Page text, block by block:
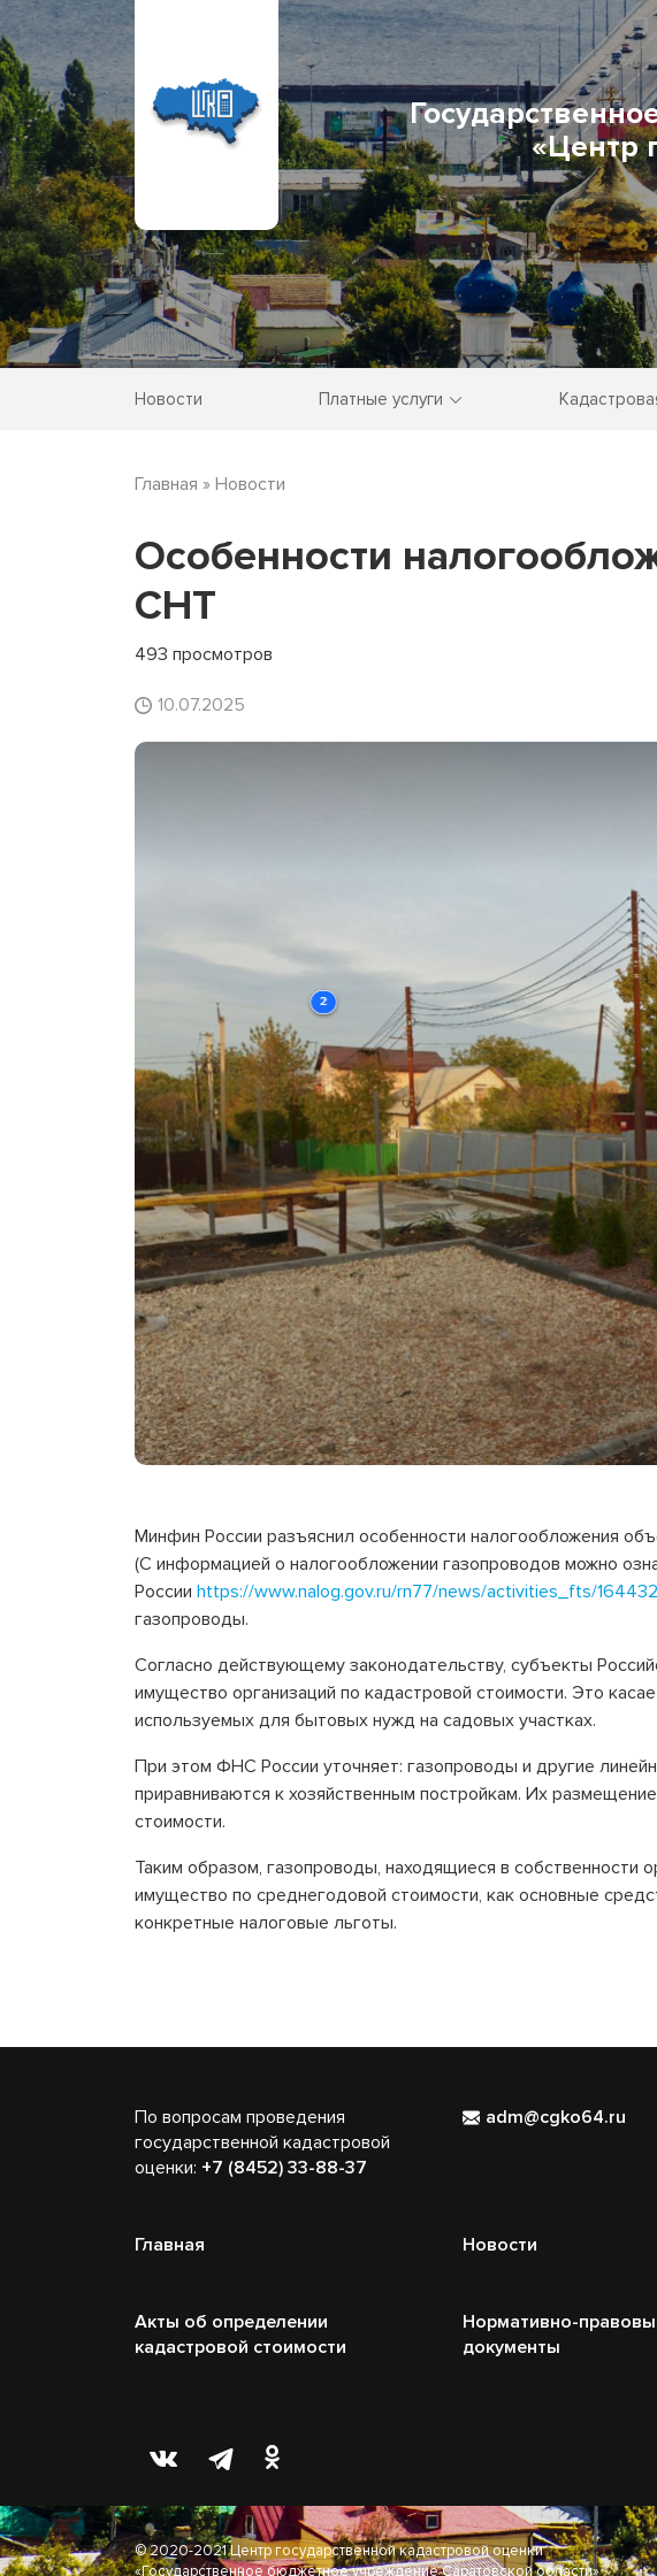
«Центр
Новости Платные услуги
Главная » Новости
Особенности
СНТ
493 просмотров
10.07.2025
Минфин России разъяснил особенности налогообложения
(С информацией о налогообложении газопроводов можно
России https://www.nalog.gov.ru/rn77/news/activities_fts/
газопроводы.
Согласно действующему законодательству, субъекты
имущество организаций по кадастровой стоимости. Это
используемых для бытовых нужд на садовых участках.
При этом ФНС России уточняет: газопроводы и другие
приравниваются к хозяйственным постройкам. Их
стоимости.
Таким образом, газопроводы, находящиеся в собственности
имущество по среднегодовой стоимости, как основные
конкретные налоговые льготы.
По вопросам проведения
государственной кадастровой
оценки: +7 (8452) 33-88-37
adm@cgko64.ru
Главная Новости
Акты об определении
кадастровой стоимости
Нормативно-
документы
© 2020-2021 Центр государственной кадастровой оценки
«Государственное бюджетное учреждение Саратовской области»